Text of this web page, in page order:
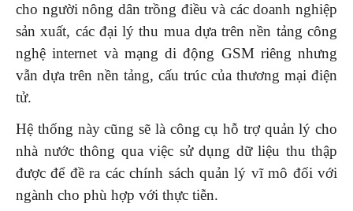
cho người nông dân trồng điều và các doanh nghiệp
sản xuất, các đại lý thu mua dựa trên nền tảng công
nghệ internet và mạng di động GSM riêng nhưng
vẫn dựa trên nền tảng, cấu trúc của thương mại điện
tử.
Hệ thống này cũng sẽ là công cụ hỗ trợ quản lý cho
nhà nước thông qua việc sử dụng dữ liệu thu thập
được để đề ra các chính sách quản lý vĩ mô đối với
ngành cho phù hợp với thực tiễn.